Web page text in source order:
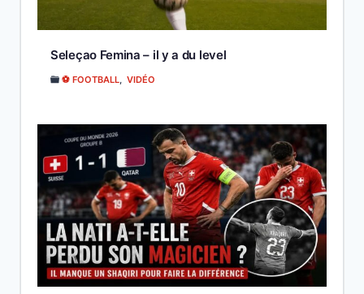
Seleçao Femina – il y a du level
⚽ FOOTBALL VIDÉO